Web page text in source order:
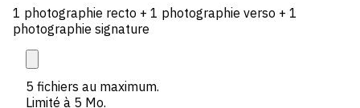
1 photographie recto + 1 photographie verso + 1
photographie signature
5 fichiers au maximum.
Limité à 5 Mo.